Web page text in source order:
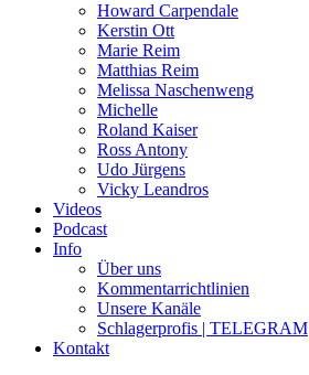
Howard Carpendale
Kerstin Ott
Marie Reim
Matthias Reim
Melissa Naschenweng
Michelle
Roland Kaiser
Ross Antony
Udo Jürgens
Vicky Leandros
Videos
Podcast
Info
Über uns
Kommentarrichtlinien
Unsere Kanäle
Schlagerprofis | TELEGRAM
Kontakt